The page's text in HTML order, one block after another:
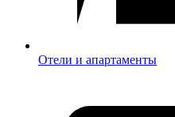
Отели и апартаменты